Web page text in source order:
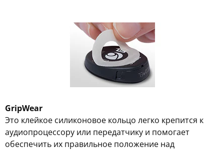
GripWear
Это клейкое силиконовое кольцо легко крепится к
аудиопроцессору или передатчику и помогает
обеспечить их правильное положение над